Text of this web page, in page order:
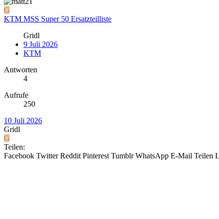
G
KTM MSS Super 50 Ersatzteilliste
Gridl
9 Juli 2026
KTM
Antworten
4
Aufrufe
250
10 Juli 2026
Gridl
G
Teilen:
Facebook Twitter Reddit Pinterest Tumblr WhatsApp E-Mail Teilen